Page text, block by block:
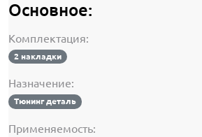
Основное:
Комплектация:
2 накладки
Назначение:
Тюнинг деталь
Применяемость: